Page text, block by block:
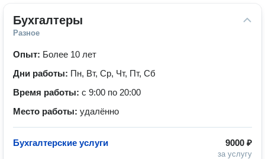
Бухгалтеры
Разное
Опыт: Более 10 лет
Дни работы: Пн, Вт, Ср, Чт, Пт, Сб
Время работы: с 9:00 по 20:00
Место работы: удалённо
9000 ₽
за услугу
Бухгалтерские услуги